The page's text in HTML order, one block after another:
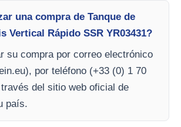
una compra de Tanque de
Vertical Rápido SSR YR03431?
su compra por correo electrónico
), por teléfono (+33 (0) 1 70
del sitio web oficial de
país.